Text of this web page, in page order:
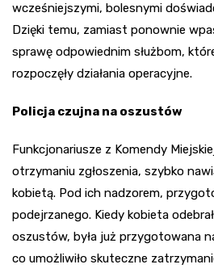
wcześniejszymi, bolesnymi
Dzięki temu, zamiast ponownie
sprawę odpowiednim służbom,
rozpoczęły działania operacyjne.
Policja czujna na oszustów
Funkcjonariusze z Komendy
otrzymaniu zgłoszenia, szybko
kobietą. Pod ich nadzorem,
podejrzanego. Kiedy kobieta
oszustów, była już przygotowana
co umożliwiło skuteczne